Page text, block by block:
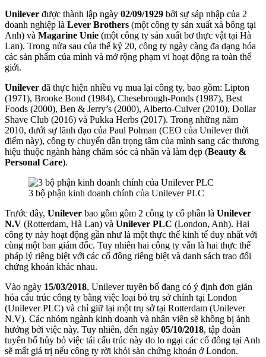
Unilever được thành lập ngày 02/09/1929 bởi sự sáp nhập của 2
doanh nghiệp là Lever Brothers (một công ty sản xuất xà bông tại
Anh) và Magarine Unie (một công ty sản xuất bơ thực vật tại Hà
Lan). Trong nửa sau của thế kỷ 20, công ty ngày càng đa dạng hóa
các sản phẩm của mình và mở rộng phạm vi hoạt động ra toàn thế
giới.
Unilever đã thực hiện nhiều vụ mua lại công ty, bao gồm: Lipton
(1971), Brooke Bond (1984), Chesebrough-Ponds (1987), Best
Foods (2000), Ben & Jerry’s (2000), Alberto-Culver (2010), Dollar
Shave Club (2016) và Pukka Herbs (2017). Trong những năm
2010, dưới sự lãnh đạo của Paul Polman (CEO của Unilever thời
điểm này), công ty chuyển dần trọng tâm của mình sang các thương
hiệu thuộc ngành hàng chăm sóc cá nhân và làm đẹp (Beauty &
Personal Care).
3 bộ phận kinh doanh chính của Unilever PLC
Trước đây, Unilever bao gồm gồm 2 công ty cổ phần là Unilever
N.V (Rotterdam, Hà Lan) và Unilever PLC (London, Anh). Hai
công ty này hoạt động gần như là một thực thể kinh tế duy nhất với
cùng một ban giám đốc. Tuy nhiên hai công ty vẫn là hai thực thể
pháp lý riêng biệt với các cổ đông riêng biệt và danh sách trao đổi
chứng khoán khác nhau.
Vào ngày 15/03/2018, Unilever tuyên bố đang có ý định đơn giản
hóa cấu trúc công ty bằng việc loại bỏ trụ sở chính tại London
(Unilever PLC) và chỉ giữ lại một trụ sở tại Rotterdam (Unilever
N.V). Các nhóm ngành kinh doanh và nhân viên sẽ không bị ảnh
hưởng bởi việc này. Tuy nhiên, đến ngày 05/10/2018, tập đoàn
tuyên bố hủy bỏ việc tái cấu trúc này do lo ngại các cổ đông tại Anh
sẽ mất giá trị nếu công ty rời khỏi sàn chứng khoán ở London.